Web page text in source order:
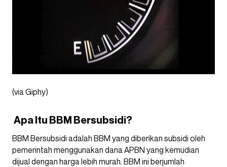
(via Giphy)
Apa Itu BBM Bersubsidi?
BBM Bersubsidi adalah BBM yang diberikan subsidi oleh
pemerintah menggunakan dana APBN yang kemudian
dijual dengan harga lebih murah. BBM ini berjumlah